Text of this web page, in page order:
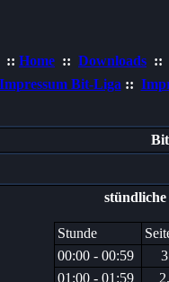
:: Home :: Downloads ::
Impressum Bit-Liga ::
Stunde
00:00 - 00:59
01:00 - 01:59